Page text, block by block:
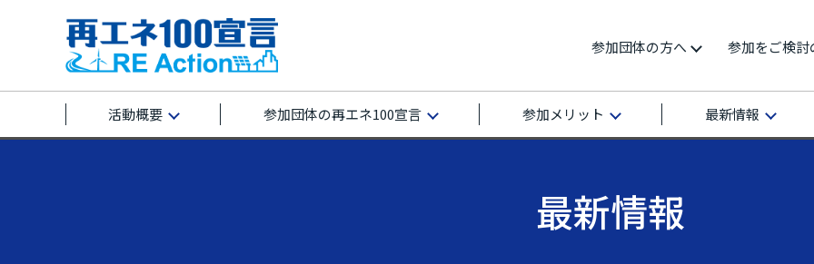
活動概要 参加団体の再エネ100宣言 参加メリット 最新情報
参加団体の方へ 参加をご検討
最新情報